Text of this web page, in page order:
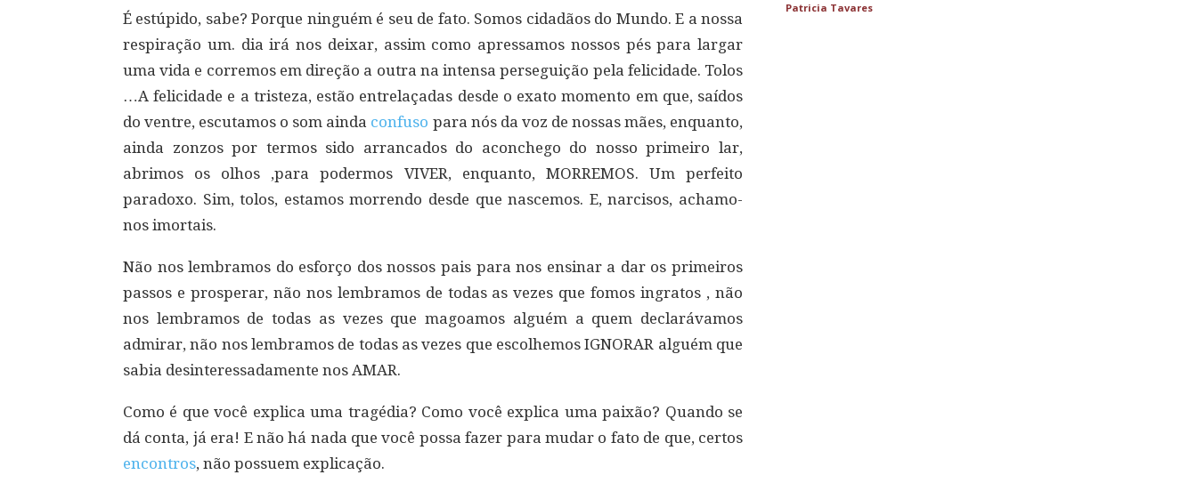
É estúpido, sabe? Porque ninguém é seu de fato. Somos cidadãos do Mundo. E a nossa
respiração um. dia irá nos deixar, assim como apressamos nossos pés para largar
uma vida e corremos em direção a outra na intensa perseguição pela felicidade. Tolos
…A felicidade e a tristeza, estão entrelaçadas desde o exato momento em que, saídos
do ventre, escutamos o som ainda confuso para nós da voz de nossas mães, enquanto,
ainda zonzos por termos sido arrancados do aconchego do nosso primeiro lar,
abrimos os olhos ,para podermos VIVER, enquanto, MORREMOS. Um perfeito
paradoxo. Sim, tolos, estamos morrendo desde que nascemos. E, narcisos, achamo-
nos imortais.
Não nos lembramos do esforço dos nossos pais para nos ensinar a dar os primeiros
passos e prosperar, não nos lembramos de todas as vezes que fomos ingratos , não
nos lembramos de todas as vezes que magoamos alguém a quem declarávamos
admirar, não nos lembramos de todas as vezes que escolhemos IGNORAR alguém que
sabia desinteressadamente nos AMAR.
Como é que você explica uma tragédia? Como você explica uma paixão? Quando se
dá conta, já era! E não há nada que você possa fazer para mudar o fato de que, certos
encontros, não possuem explicação.
Patricia Tavares